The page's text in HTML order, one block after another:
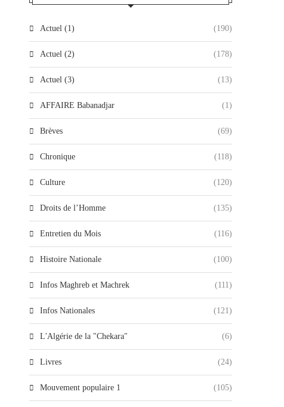
Actuel (1) (190)
Actuel (2) (178)
Actuel (3) (13)
AFFAIRE Babanadjar (1)
Brèves (69)
Chronique (118)
Culture (120)
Droits de l’Homme (135)
Entretien du Mois (116)
Histoire Nationale (100)
Infos Maghreb et Machrek (111)
Infos Nationales (121)
L'Algérie de la "Chekara" (6)
Livres (24)
Mouvement populaire 1 (105)